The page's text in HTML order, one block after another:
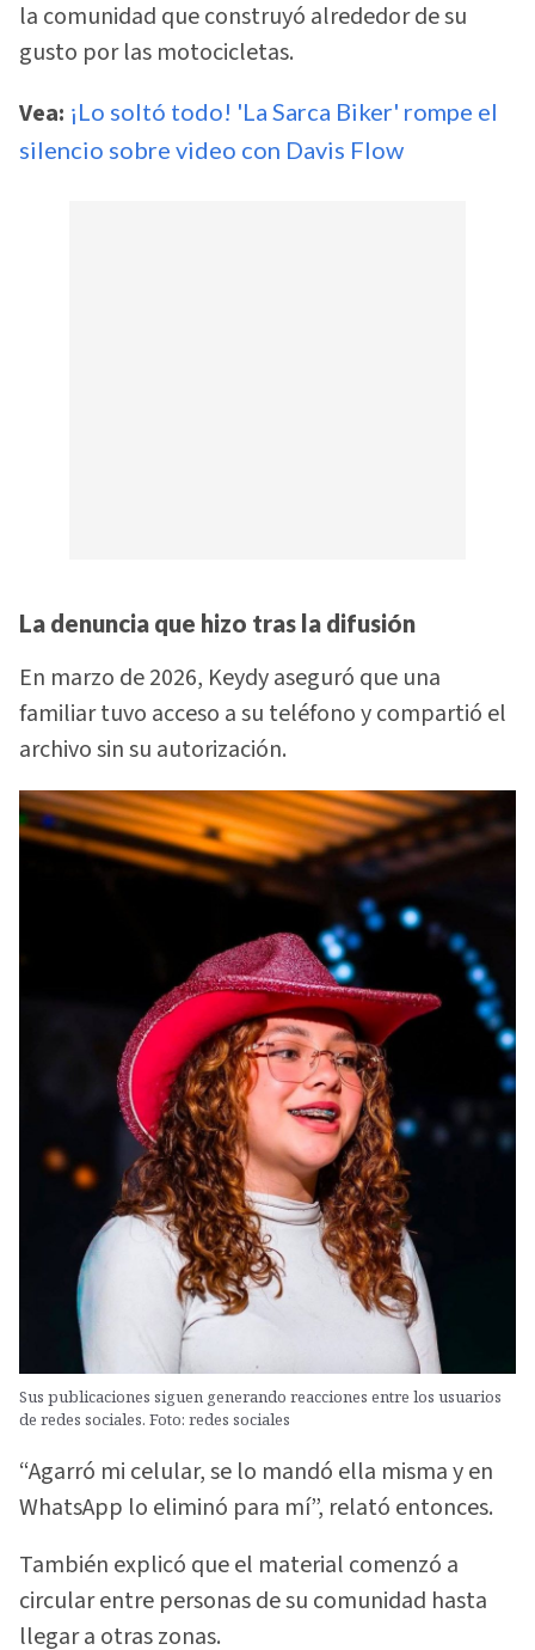
la comunidad que construyó alrededor de su
gusto por las motocicletas.
Vea: ¡Lo soltó todo! 'La Sarca Biker' rompe el
silencio sobre video con Davis Flow
La denuncia que hizo tras la difusión
En marzo de 2026, Keydy aseguró que una
familiar tuvo acceso a su teléfono y compartió el
archivo sin su autorización.
Sus publicaciones siguen generando reacciones entre los usuarios
de redes sociales. Foto: redes sociales
“Agarró mi celular, se lo mandó ella misma y en
WhatsApp lo eliminó para mí”, relató entonces.
También explicó que el material comenzó a
circular entre personas de su comunidad hasta
llegar a otras zonas.